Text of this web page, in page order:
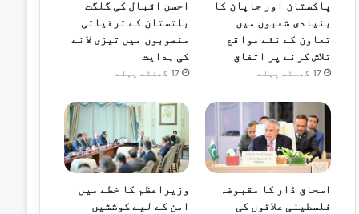
پاکستان اور جاپان کا
بنیادی شعبوں میں
تعاون کے نئے مواقع
تلاش کرنے پر اتفاق
17 گھنٹے پہلے
احسن اقبال کی گلگت
بلتستان کے ترقیاتی
منصوبوں میں تیزی لانے
کی ہدایت
17 گھنٹے پہلے
اسحاق ڈار کا مقبوضہ
فلسطینی علاقوں کی
وزیراعظم کا خطے میں
امن کے لیے کوششیں